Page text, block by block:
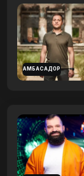
АМБАСАДОР